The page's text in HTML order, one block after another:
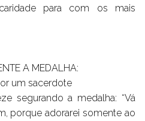
para com os mais
A MEDALHA:
um sacerdote
segurando a medalha: “Vá
porque adorarei somente ao